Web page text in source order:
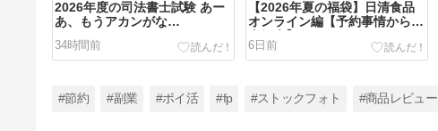
2026年度の司法書士試験 あー
あ、もうアカンがな…
34時間前
【2026年夏の福袋】日清食品
オンライン編【予約事情から中
身紹介】
6日前
#節約 #副業 #ポイ活 #fp #ストックフォト #商品レビュー